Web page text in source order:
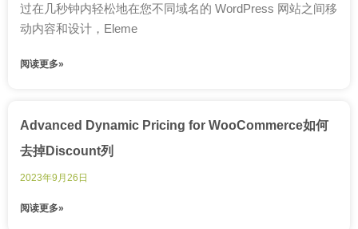
过在几秒钟内轻松地在您不同域名的 WordPress 网站之间移
动内容和设计，Eleme
阅读更多»
Advanced Dynamic Pricing for WooCommerce如何
去掉Discount列
2023年9月26日
阅读更多»